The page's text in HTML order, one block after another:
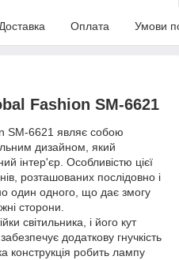
Доставка Оплата Умови
Fashion SM-6621
SM-6621 являє собою
дизайном, який
інтер'єр. Особливістю цієї
розташованих послідовно і
один одного, що дає змогу
сторони.
світильника, і його кут
додаткову гнучкість
конструкція робить лампу